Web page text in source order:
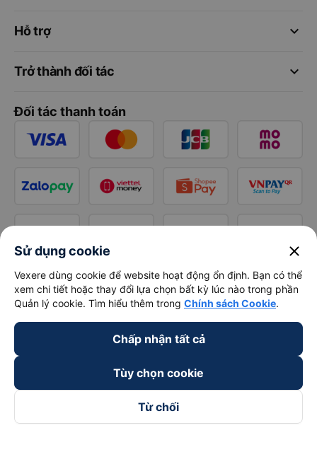
keyboard_arrow_down
Hỗ trợ
keyboard_arrow_down
Trở thành đối tác
Đối tác thanh toán
Sử dụng cookie close
Vexere dùng cookie để website hoạt động ổn định. Bạn có thể
xem chi tiết hoặc thay đổi lựa chọn bất kỳ lúc nào trong phần
Quản lý cookie. Tìm hiểu thêm trong Chính sách Cookie.
Chấp nhận tất cả
Tùy chọn cookie
Từ chối